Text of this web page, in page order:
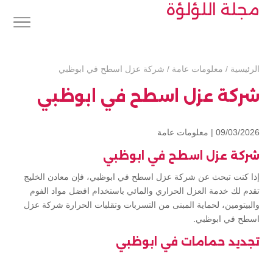
مجلة اللؤلؤة
الرئيسية / معلومات عامة / شركة عزل اسطح في ابوظبي
شركة عزل اسطح في ابوظبي
09/03/2026 | معلومات عامة
شركة عزل اسطح في ابوظبي
إذا كنت تبحث عن شركة عزل اسطح في ابوظبي، فإن معادن الخليج
تقدم لك خدمة العزل الحراري والمائي باستخدام افضل مواد الفوم
والبيتومين، لحماية المبنى من التسربات وتقلبات الحرارة شركة عزل
اسطح في ابوظبي.
تجديد حمامات في ابوظبي